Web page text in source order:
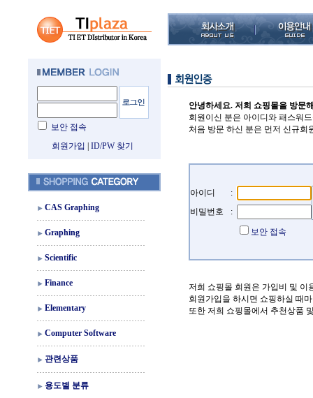
보안 접속
회원가입
ID/PW 찾기
CAS Graphing
Graphing
Scientific
Finance
Elementary
Computer Software
관련상품
용도별 분류
안녕하세요. 저희 쇼핑몰을 방문
회원이신 분은 아이디와 패스워
처음 방문 하신 분은 먼저 신규회
아이디
:
비밀번호
:
보안 접속
저희 쇼핑몰 회원은 가입비 및 이
회원가입을 하시면 쇼핑하실 때
또한 저희 쇼핑몰에서 추천상품